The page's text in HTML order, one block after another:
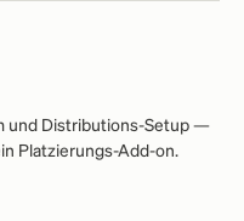
und Distributions-Setup —
Platzierungs-Add-on.